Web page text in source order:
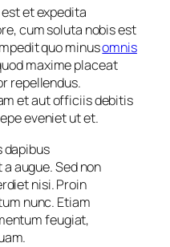
et expedita
cum soluta nobis est
quo minusomnis
maxime placeat
repellendus.
et aut officiis debitis
eveniet ut et.
dapibus
augue. Sed non
nisi. Proin
nunc. Etiam
feugiat,